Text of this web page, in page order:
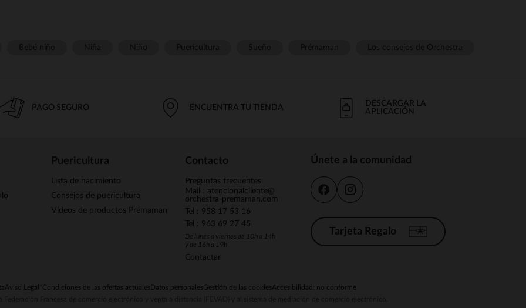
PAGO SEGURO ENCUENTRA TU TIENDA
DESCARGAR LA
APLICACIÓN
Puericultura
Lista de nacimiento
Consejos de puericultura
Vídeos de productos Prémaman
Contacto
Preguntas frecuentes
Mail : atencionalcliente@
orchestra-premaman.com
Tel : 958 17 53 16
Tel : 963 69 27 45
De lunes a viernes de 10h a 14h
y de 16h a 19h
Contactar
Únete a la comunidad
Tarjeta Regalo
Aviso Legal *Condiciones de las ofertas actuales Datos personalesGestión de las cookiesAccesibilidad: no conforme